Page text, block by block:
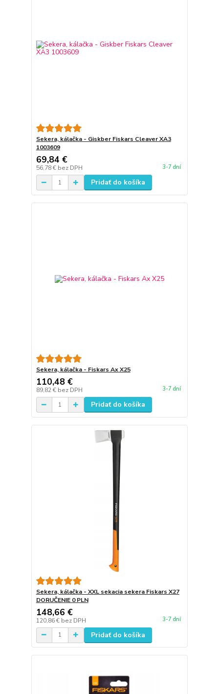
Sekera, kálačka - Giskber Fiskars Cleaver XA3
1003609
69,84 €
56,78 € bez DPH 3-7 dní
Pridať do košíka
Sekera, kálačka - Fiskars Ax X25
110,48 €
89,82 € bez DPH 3-7 dní
Pridať do košíka
Sekera, kálačka - XXL sekacia sekera Fiskars X27
DORUČENIE 0 PLN
148,66 €
120,86 € bez DPH 3-7 dní
Pridať do košíka